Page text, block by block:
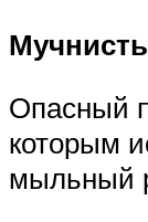
Опасный
которым
мыльный